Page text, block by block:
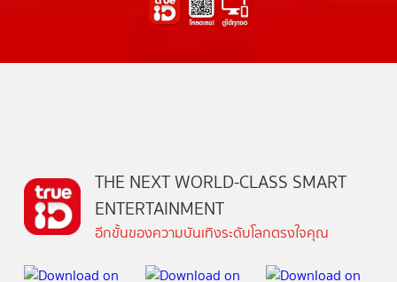
THE NEXT WORLD-CLASS SMART
ENTERTAINMENT
อีกขั้นของความบันเทิงระดับโลกตรงใจคุณ